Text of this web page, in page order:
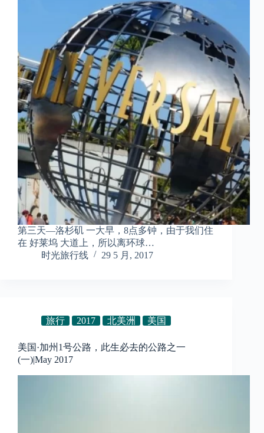
第三天—洛杉矶 一大早，8点多钟，由于我们住
在 好莱坞 大道上，所以离环球…
时光旅行线
29 5 月, 2017
旅行 2017 北美洲 美国
美国·加州1号公路，此生必去的公路之一
(一)|May 2017